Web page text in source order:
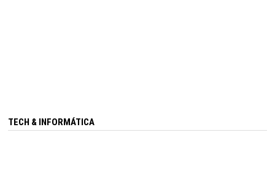
TECH & INFORMÁTICA